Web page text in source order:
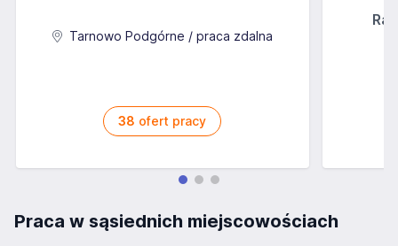
Tarnowo Podgórne / praca zdalna
38 ofert pracy
Praca w sąsiednich miejscowościach